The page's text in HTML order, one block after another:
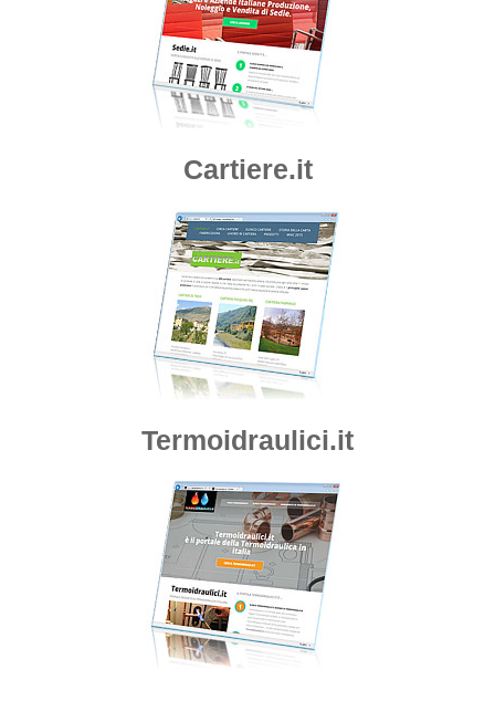
Cartiere.it
Termoidraulici.it